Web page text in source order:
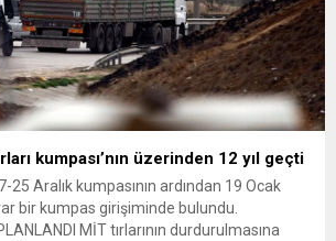
kumpası’nın üzerinden 12 yıl geçti
25 Aralık kumpasının ardından 19 Ocak
bir kumpas girişiminde bulundu.
MİT tırlarının durdurulmasına